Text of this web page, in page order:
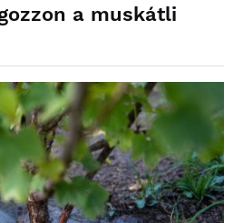
a muskátli